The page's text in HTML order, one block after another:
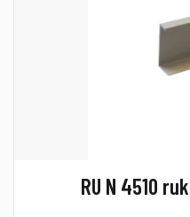
RU N 4510